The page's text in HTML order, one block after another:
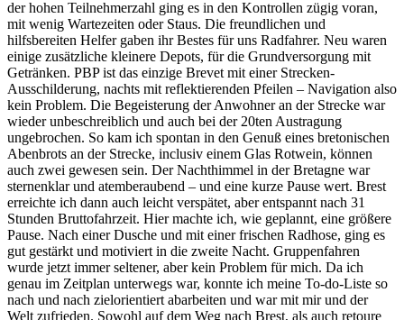
der hohen Teilnehmerzahl ging es in den Kontrollen zügig voran,
mit wenig Wartezeiten oder Staus. Die freundlichen und
hilfsbereiten Helfer gaben ihr Bestes für uns Radfahrer. Neu waren
einige zusätzliche kleinere Depots, für die Grundversorgung mit
Getränken. PBP ist das einzige Brevet mit einer Strecken-
Ausschilderung, nachts mit reflektierenden Pfeilen – Navigation also
kein Problem. Die Begeisterung der Anwohner an der Strecke war
wieder unbeschreiblich und auch bei der 20ten Austragung
ungebrochen. So kam ich spontan in den Genuß eines bretonischen
Abenbrots an der Strecke, inclusiv einem Glas Rotwein, können
auch zwei gewesen sein. Der Nachthimmel in der Bretagne war
sternenklar und atemberaubend – und eine kurze Pause wert. Brest
erreichte ich dann auch leicht verspätet, aber entspannt nach 31
Stunden Bruttofahrzeit. Hier machte ich, wie geplannt, eine größere
Pause. Nach einer Dusche und mit einer frischen Radhose, ging es
gut gestärkt und motiviert in die zweite Nacht. Gruppenfahren
wurde jetzt immer seltener, aber kein Problem für mich. Da ich
genau im Zeitplan unterwegs war, konnte ich meine To-do-Liste so
nach und nach zielorientiert abarbeiten und war mit mir und der
Welt zufrieden. Sowohl auf dem Weg nach Brest, als auch retoure